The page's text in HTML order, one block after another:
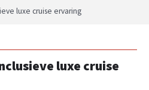
luxe cruise ervaring
luxe cruise